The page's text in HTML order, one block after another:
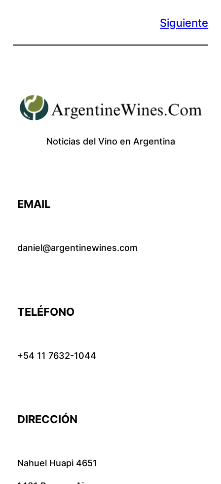
Siguiente
Noticias del Vino en Argentina
EMAIL
daniel@argentinewines.com
TELÉFONO
+54 11 7632-1044
DIRECCIÓN
Nahuel Huapi 4651